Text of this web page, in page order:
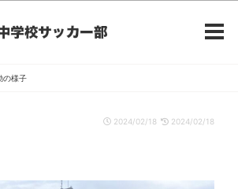
の様子
2024/02/18 2024/02/18